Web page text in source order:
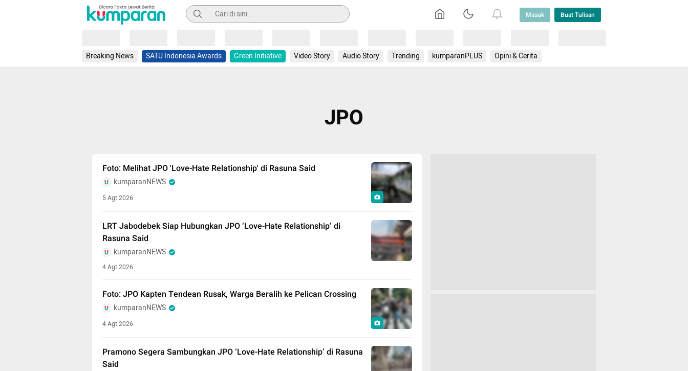
Pencarian Masuk Buat Tulisan
Breaking News SATU Indonesia Awards Green Initiative Video Story Audio Story Trending kumparanPLUS Opini & Cerita
JPO
Foto: Melihat JPO 'Love-Hate Relationship' di Rasuna Said
kumparanNEWS
5 Agt 2026
LRT Jabodebek Siap Hubungkan JPO ‘Love-Hate Relationship’ di
Rasuna Said
kumparanNEWS
4 Agt 2026
Foto: JPO Kapten Tendean Rusak, Warga Beralih ke Pelican Crossing
kumparanNEWS
4 Agt 2026
Pramono Segera Sambungkan JPO ‘Love-Hate Relationship’ di Rasuna
Said